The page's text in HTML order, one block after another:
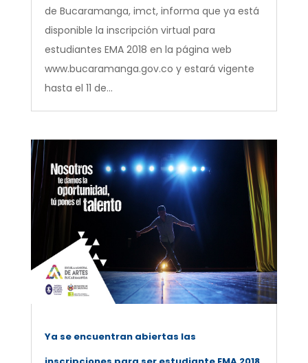
de Bucaramanga, imct, informa que ya está
disponible la inscripción virtual para
estudiantes EMA 2018 en la página web
www.bucaramanga.gov.co y estará vigente
hasta el 11 de...
Ya se encuentran abiertas las